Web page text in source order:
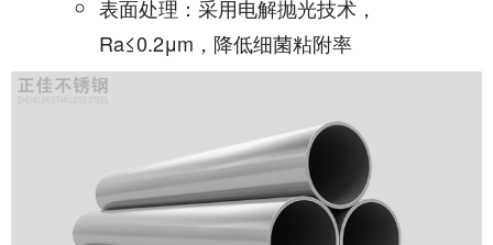
表面处理：采用电解抛光技术，
Ra≤0.2μm，降低细菌粘附率